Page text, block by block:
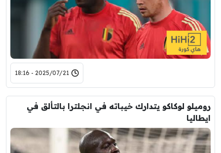
2025/07/21 - 18:16
روميلو لوكاكو يتدارك خيباته في انجلترا بالتألق في
ايطاليا